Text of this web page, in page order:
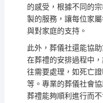
的感受，根據不同的
製的服務，讓每位家
與對家庭的支持。
此外，葬儀社還能協
在葬禮的安排過程中
往需要處理，如死亡
等。專業的葬儀社會
葬禮能夠順利進行而